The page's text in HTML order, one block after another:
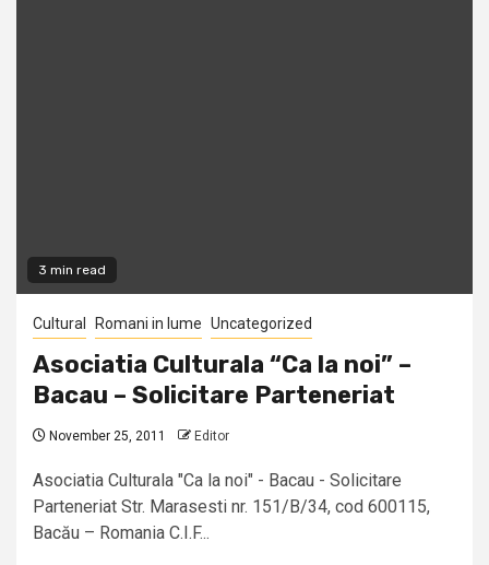
3 min read
Cultural Romani in lume Uncategorized
Asociatia Culturala “Ca la noi” –
Bacau – Solicitare Parteneriat
November 25, 2011 Editor
Asociatia Culturala "Ca la noi" - Bacau - Solicitare
Parteneriat Str. Marasesti nr. 151/B/34, cod 600115,
Bacău – Romania C.I.F...